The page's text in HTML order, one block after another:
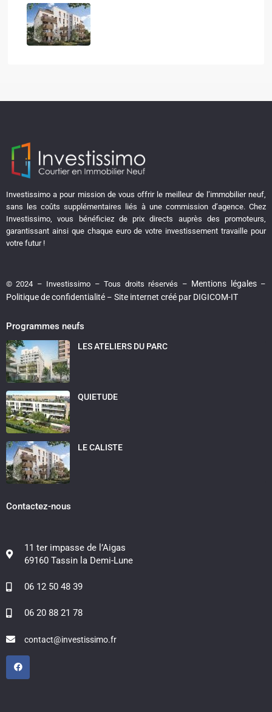
Investissimo a pour mission de vous offrir le meilleur de l’immobilier neuf,
sans les coûts supplémentaires liés à une commission d’agence. Chez
Investissimo, vous bénéficiez de prix directs auprès des promoteurs,
garantissant ainsi que chaque euro de votre investissement travaille pour
votre futur !
© 2024 – Investissimo – Tous droits réservés – Mentions légales–
Politique de confidentialité – Site internet créé par DIGICOM-IT
Programmes neufs
LES ATELIERS DU PARC
QUIETUDE
LE CALISTE
Contactez-nous
11 ter impasse de l’Aigas
69160 Tassin la Demi-Lune
06 12 50 48 39
06 20 88 21 78
contact@investissimo.fr